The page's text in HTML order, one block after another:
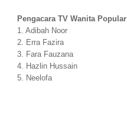
Pengacara TV Wanita Popular
1. Adibah Noor
2. Erra Fazira
3. Fara Fauzana
4. Hazlin Hussain
5. Neelofa